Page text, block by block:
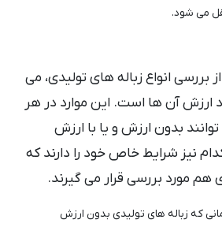
می شود.
انواع زباله های تولیدی، می
ارزش آن ها است. این موارد در هر
بدون ارزش و یا با ارزش
نیز شرایط خاص خود را دارند که
هم مورد بررسی قرار می گیرند.
که زباله های تولیدی بدون ارزش